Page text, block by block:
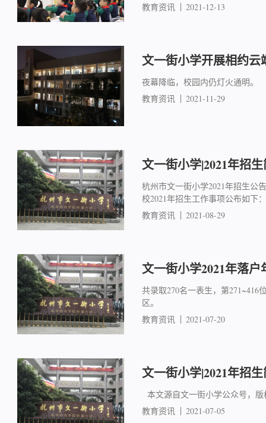
教育资讯
2021-12-13
文一街小学开展相约
夜幕降临，校园内仍灯火通明。
教育资讯
2021-11-29
文一街小学|2021年招
杭州市文一街小学2021年招生公
校2021年招生工作事项公布如下
教育资讯
2021-08-29
文一街小学2021年落户
共录取270名一表生，第
区。
教育资讯
2021-07-20
文一街小学|2021年招
本文源自文一街小学公众号，
教育资讯
2021-07-05